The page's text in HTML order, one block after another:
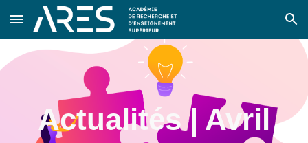
Skip to main content Skip to navigation
Actualités | Avril